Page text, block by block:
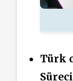
Türk